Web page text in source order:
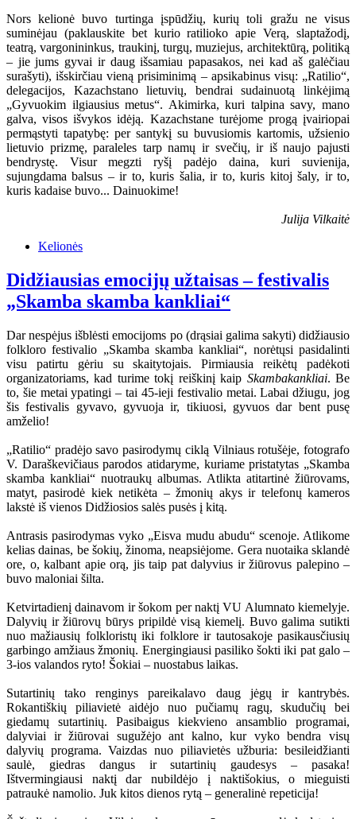
Nors kelionė buvo turtinga įspūdžių, kurių toli gražu ne visus
suminėjau (paklauskite bet kurio ratilioko apie Verą, slaptažodį,
teatrą, vargonininkus, traukinį, turgų, muziejus, architektūrą, politiką
– jie jums gyvai ir daug išsamiau papasakos, nei kad aš galėčiau
surašyti), išskirčiau vieną prisiminimą – apsikabinus visų: „Ratilio“,
delegacijos, Kazachstano lietuvių, bendrai sudainuotą linkėjimą
„Gyvuokim ilgiausius metus“. Akimirka, kuri talpina savy, mano
galva, visos išvykos idėją. Kazachstane turėjome progą įvairiopai
permąstyti tapatybę: per santykį su buvusiomis kartomis, užsienio
lietuvio prizmę, paraleles tarp namų ir svečių, ir iš naujo pajusti
bendrystę. Visur megzti ryšį padėjo daina, kuri suvienija,
sujungdama balsus – ir to, kuris šalia, ir to, kuris kitoj šaly, ir to,
kuris kadaise buvo... Dainuokime!
Julija Vilkaitė
Kelionės
Didžiausias emocijų užtaisas – festivalis
„Skamba skamba kankliai“
Dar nespėjus išblėsti emocijoms po (drąsiai galima sakyti) didžiausio
folkloro festivalio „Skamba skamba kankliai“, norėtųsi pasidalinti
visu patirtu gėriu su skaitytojais. Pirmiausia reikėtų padėkoti
organizatoriams, kad turime tokį reiškinį kaip Skambakankliai. Be
to, šie metai ypatingi – tai 45-ieji festivalio metai. Labai džiugu, jog
šis festivalis gyvavo, gyvuoja ir, tikiuosi, gyvuos dar bent pusę
amželio!
„Ratilio“ pradėjo savo pasirodymų ciklą Vilniaus rotušėje, fotografo
V. Daraškevičiaus parodos atidaryme, kuriame pristatytas „Skamba
skamba kankliai“ nuotraukų albumas. Atlikta atitartinė žiūrovams,
matyt, pasirodė kiek netikėta – žmonių akys ir telefonų kameros
lakstė iš vienos Didžiosios salės pusės į kitą.
Antrasis pasirodymas vyko „Eisva mudu abudu“ scenoje. Atlikome
kelias dainas, be šokių, žinoma, neapsiėjome. Gera nuotaika sklandė
ore, o, kalbant apie orą, jis taip pat dalyvius ir žiūrovus palepino –
buvo maloniai šilta.
Ketvirtadienį dainavom ir šokom per naktį VU Alumnato kiemelyje.
Dalyvių ir žiūrovų būrys pripildė visą kiemelį. Buvo galima sutikti
nuo mažiausių folkloristų iki folklore ir tautosakoje pasikausčiusių
garbingo amžiaus žmonių. Energingiausi pasiliko šokti iki pat galo –
3-ios valandos ryto! Šokiai – nuostabus laikas.
Sutartinių tako renginys pareikalavo daug jėgų ir kantrybės.
Rokantiškių piliavietė aidėjo nuo pučiamų ragų, skudučių bei
giedamų sutartinių. Pasibaigus kiekvieno ansamblio programai,
dalyviai ir žiūrovai sugužėjo ant kalno, kur vyko bendra visų
dalyvių programa. Vaizdas nuo piliavietės užburia: besileidžianti
saulė, giedras dangus ir sutartinių gaudesys – pasaka!
Ištvermingiausi naktį dar nubildėjo į naktišokius, o mieguisti
patraukė namolio. Juk kitos dienos rytą – generalinė repeticija!